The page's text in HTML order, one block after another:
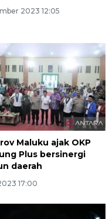
2023 12:05
Maluku ajak OKP
Plus bersinergi
daerah
17:00